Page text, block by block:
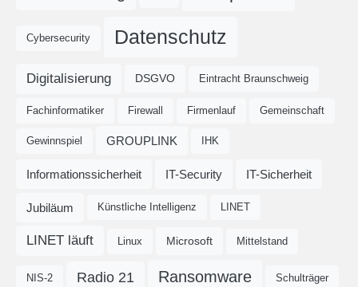
Cybersecurity Datenschutz
Digitalisierung DSGVO Eintracht Braunschweig
Fachinformatiker Firewall Firmenlauf Gemeinschaft
Gewinnspiel GROUPLINK IHK
Informationssicherheit IT-Security IT-Sicherheit
Jubiläum Künstliche Intelligenz LINET
LINET läuft Linux Microsoft Mittelstand
NIS-2 Radio 21 Ransomware Schulträger